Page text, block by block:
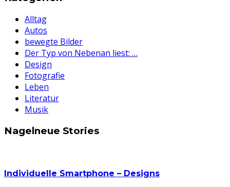
Alltag
Autos
bewegte Bilder
Der Typ von Nebenan liest: …
Design
Fotografie
Leben
Literatur
Musik
Nagelneue Stories
Individuelle Smartphone – Designs